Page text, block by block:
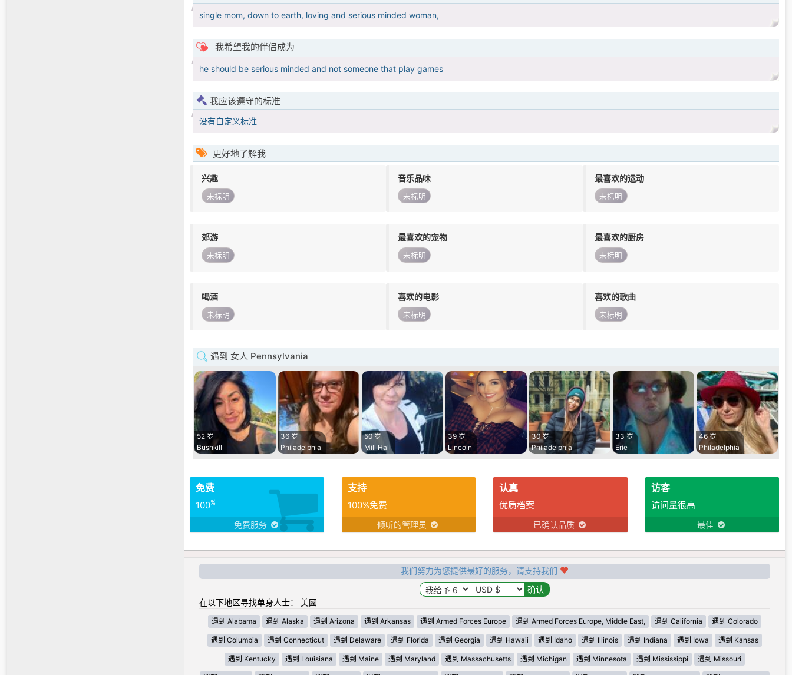
single mom, down to earth, loving and serious minded woman,
我希望我的伴侣成为
he should be serious minded and not someone that play games
我应该遵守的标准
没有自定义标准
更好地了解我
兴趣
未标明
音乐品味
未标明
最喜欢的运动
未标明
郊游
未标明
最喜欢的宠物
未标明
最喜欢的厨房
未标明
喝酒
未标明
喜欢的电影
未标明
喜欢的歌曲
未标明
遇到 女人 Pennsylvania
52 岁
Bushkill
36 岁
Philadelphia
50 岁
Mill Hall
39 岁
Lincoln
30 岁
Philadelphia
33 岁
Erie
46 岁
Philadelphia
免费
100%
免费服务
支持
100%免费
倾听的管理员
认真
优质档案
已确认品质
访客
访问量很高
最佳
我们努力为您提供最好的服务，请支持我们
在以下地区寻找单身人士： 美國
遇到 Alabama 遇到 Alaska 遇到 Arizona 遇到 Arkansas 遇到 Armed Forces Europe 遇到 Armed Forces Europe, Middle East, 遇到 California 遇到 Colorado
遇到 Columbia 遇到 Connecticut 遇到 Delaware 遇到 Florida 遇到 Georgia 遇到 Hawaii 遇到 Idaho 遇到 Illinois 遇到 Indiana 遇到 Iowa 遇到 Kansas
遇到 Kentucky 遇到 Louisiana 遇到 Maine 遇到 Maryland 遇到 Massachusetts 遇到 Michigan 遇到 Minnesota 遇到 Mississippi 遇到 Missouri